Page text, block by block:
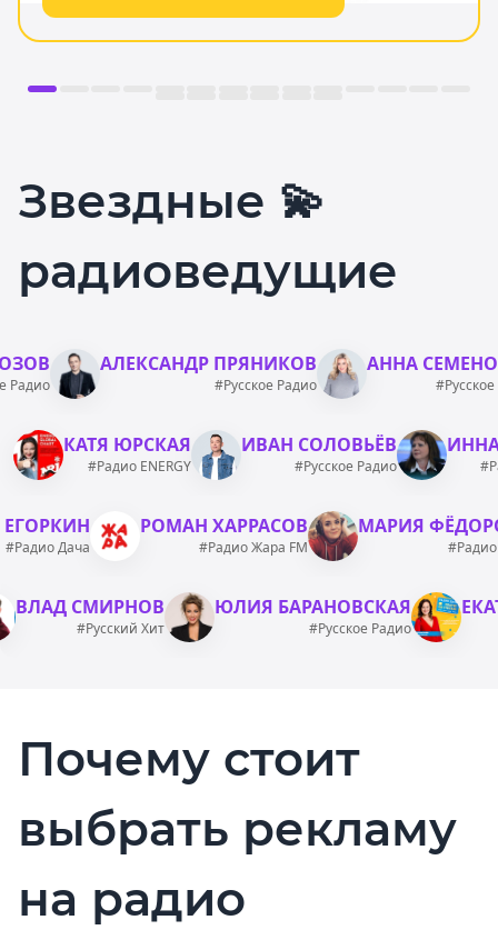
Звездные 💫
радиоведущие
Радио
АЛЕКСАНДР ПРЯНИКОВ
#Русское Радио
АННА
КАТЯ ЮРСКАЯ
#Радио ENERGY
ИВАН СОЛОВЬЁВ
#Русское Радио
#Радио Дача
РОМАН ХАРРАСОВ
#Радио Жара FM
МАРИЯ
ВЛАД СМИРНОВ
#Русский Хит
ЮЛИЯ БАРАНОВСКАЯ
#Русское Радио
Почему стоит
выбрать рекламу
на радио